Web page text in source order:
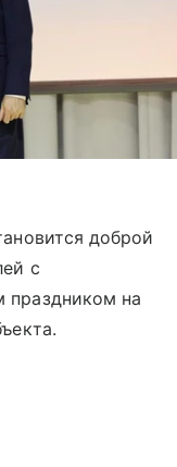
доброй
с
праздником на